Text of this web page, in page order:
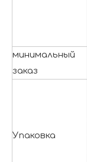
минимальный
заказ
Упаковка